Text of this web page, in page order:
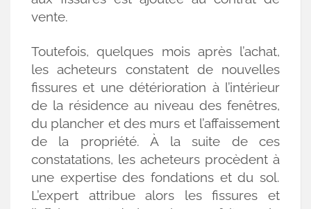
vente.
Toutefois, quelques mois après l’achat,
les acheteurs constatent de nouvelles
fissures et une détérioration à l’intérieur
de la résidence au niveau des fenêtres,
du plancher et des murs et l’affaissement
de la propriété. À la suite de ces
constatations, les acheteurs procèdent à
une expertise des fondations et du sol.
L’expert attribue alors les fissures et